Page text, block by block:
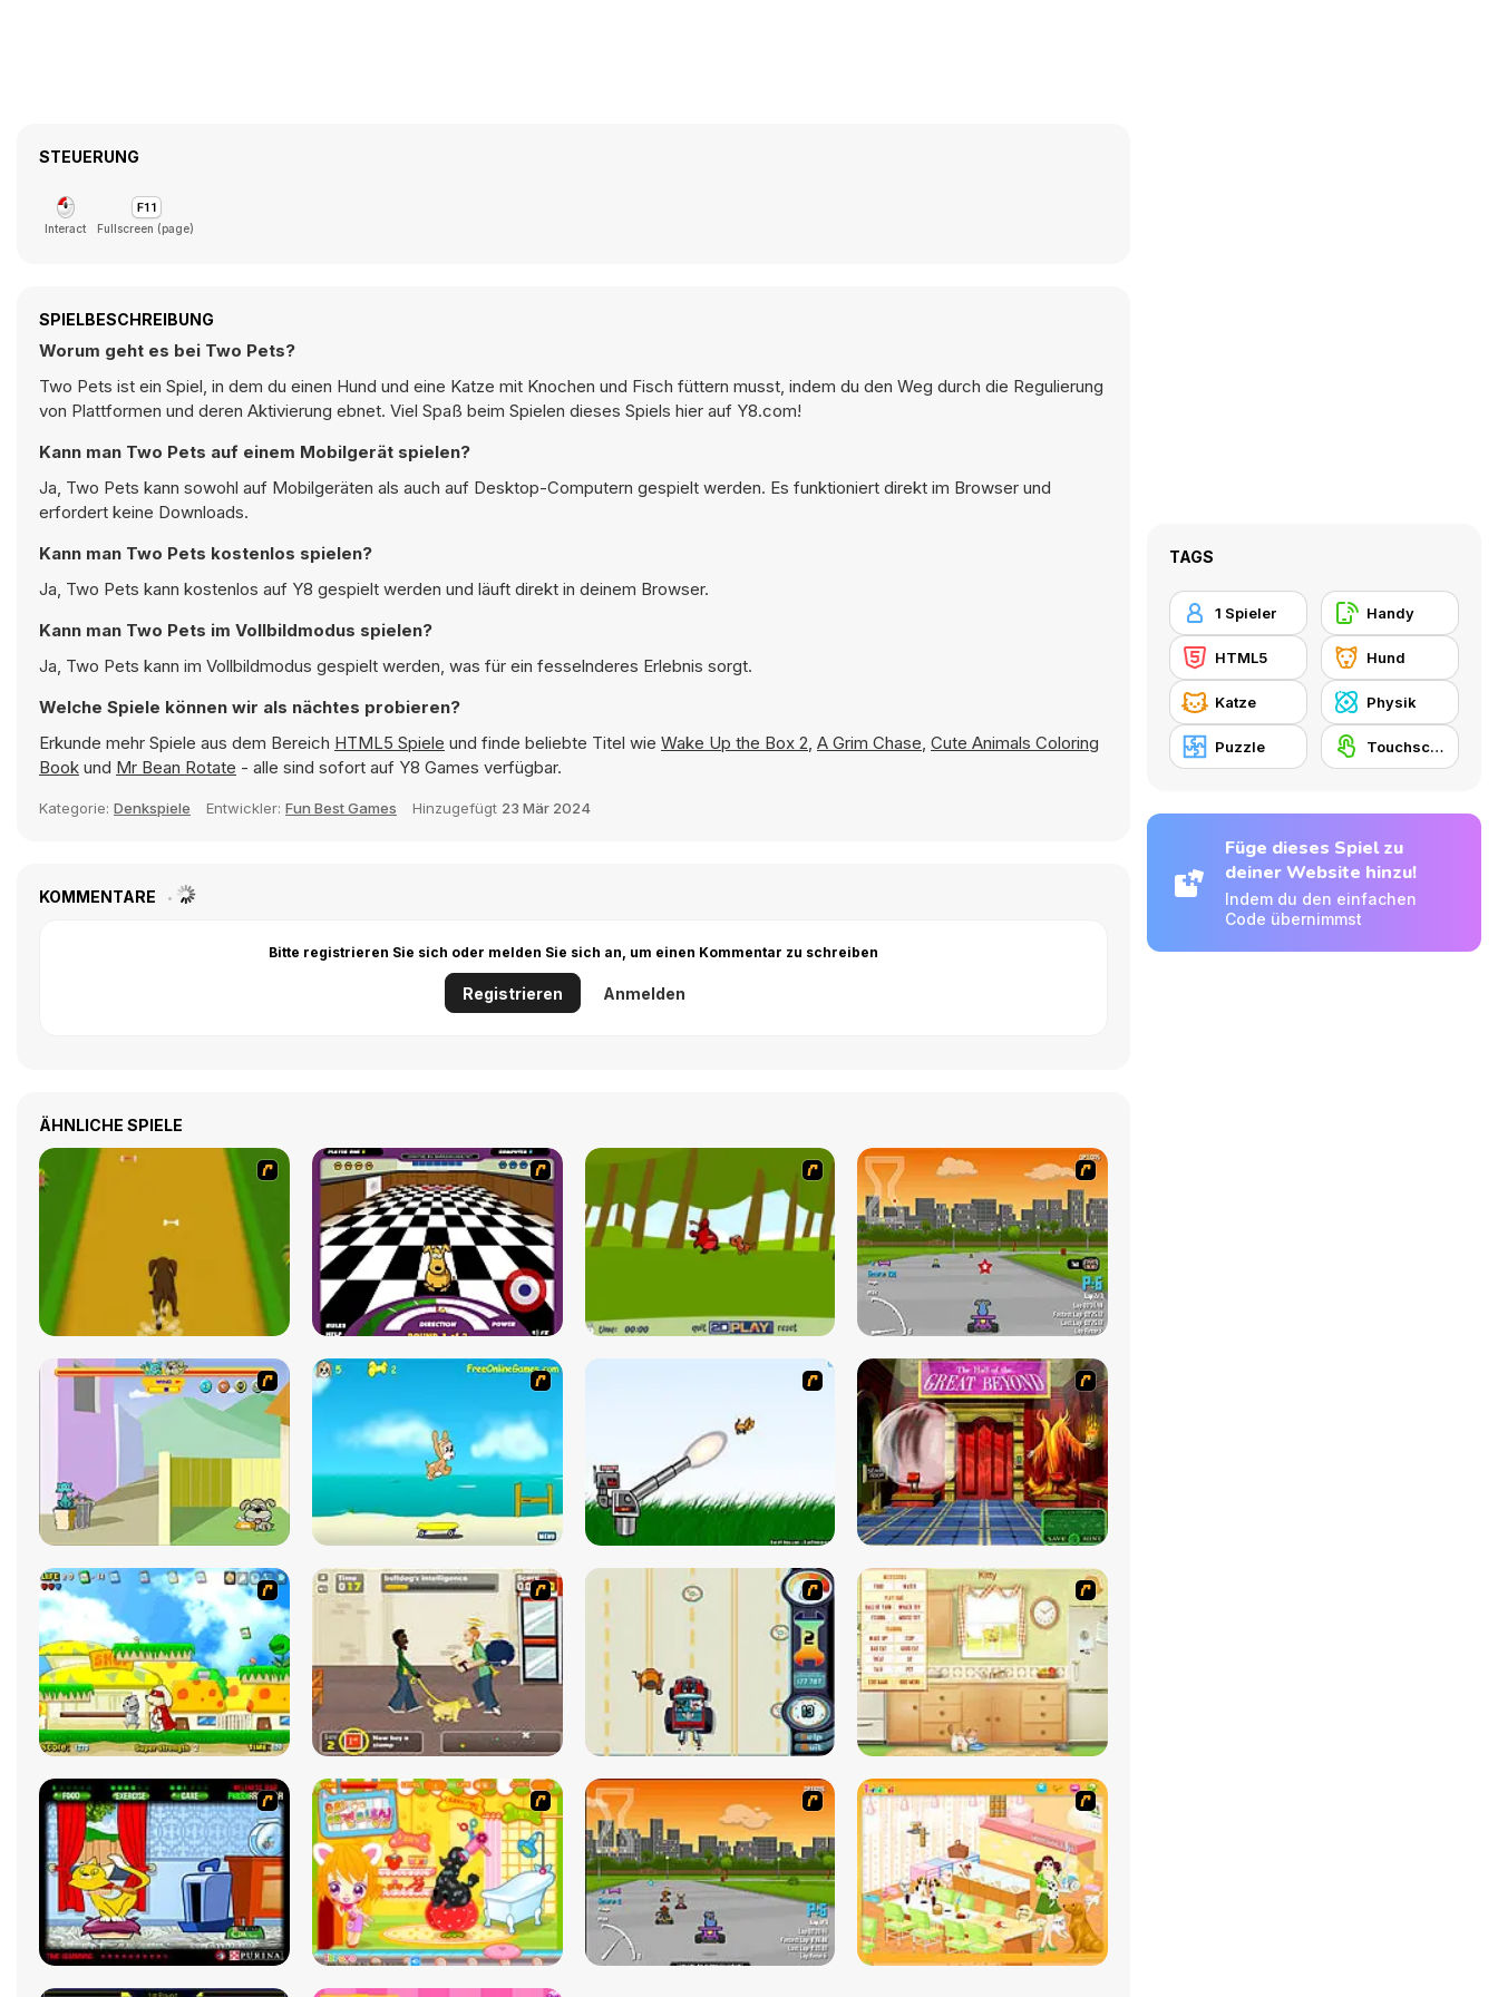
STEUERUNG
Interact Fullscreen (page)
SPIELBESCHREIBUNG
Worum geht es bei Two Pets?
Two Pets ist ein Spiel, in dem du einen Hund und eine Katze mit Knochen und Fisch füttern musst, indem du den Weg durch die Regulierung
von Plattformen und deren Aktivierung ebnet. Viel Spaß beim Spielen dieses Spiels hier auf Y8.com!
Kann man Two Pets auf einem Mobilgerät spielen?
Ja, Two Pets kann sowohl auf Mobilgeräten als auch auf Desktop-Computern gespielt werden. Es funktioniert direkt im Browser und
erfordert keine Downloads.
Kann man Two Pets kostenlos spielen?
Ja, Two Pets kann kostenlos auf Y8 gespielt werden und läuft direkt in deinem Browser.
Kann man Two Pets im Vollbildmodus spielen?
Ja, Two Pets kann im Vollbildmodus gespielt werden, was für ein fesselnderes Erlebnis sorgt.
Welche Spiele können wir als nächtes probieren?
Erkunde mehr Spiele aus dem Bereich HTML5 Spiele und finde beliebte Titel wie Wake Up the Box 2, A Grim Chase, Cute Animals Coloring
Book und Mr Bean Rotate - alle sind sofort auf Y8 Games verfügbar.
Kategorie: Denkspiele Entwickler: Fun Best Games Hinzugefügt 23 Mär 2024
KOMMENTARE
Bitte registrieren Sie sich oder melden Sie sich an, um einen Kommentar zu schreiben
Registrieren Anmelden
ÄHNLICHE SPIELE
TAGS
1 Spieler Handy
HTML5 Hund
Katze Physik
Puzzle Touchscreen
Füge dieses Spiel zu
deiner Website hinzu!
Indem du den einfachen
Code übernimmst